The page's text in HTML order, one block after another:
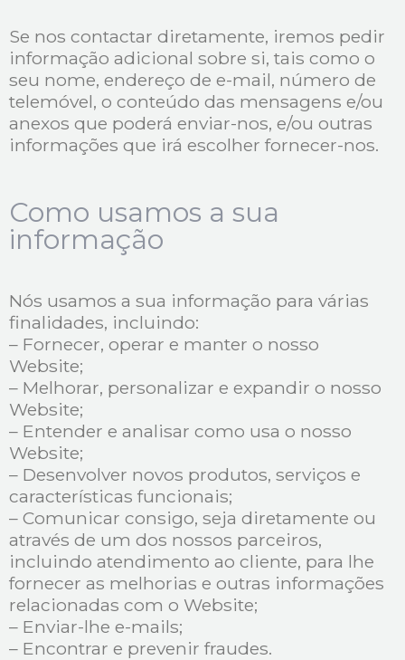
Se nos contactar diretamente, iremos pedir
informação adicional sobre si, tais como o
seu nome, endereço de e-mail, número de
telemóvel, o conteúdo das mensagens e/ou
anexos que poderá enviar-nos, e/ou outras
informações que irá escolher fornecer-nos.
Como usamos a sua
informação
Nós usamos a sua informação para várias
finalidades, incluindo:
– Fornecer, operar e manter o nosso
Website;
– Melhorar, personalizar e expandir o nosso
Website;
– Entender e analisar como usa o nosso
Website;
– Desenvolver novos produtos, serviços e
características funcionais;
– Comunicar consigo, seja diretamente ou
através de um dos nossos parceiros,
incluindo atendimento ao cliente, para lhe
fornecer as melhorias e outras informações
relacionadas com o Website;
– Enviar-lhe e-mails;
– Encontrar e prevenir fraudes.